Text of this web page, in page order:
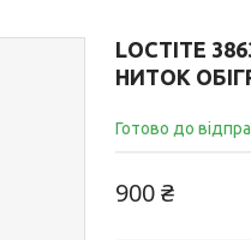
LOCTITE
НИТОК
Готово до
900 ₴